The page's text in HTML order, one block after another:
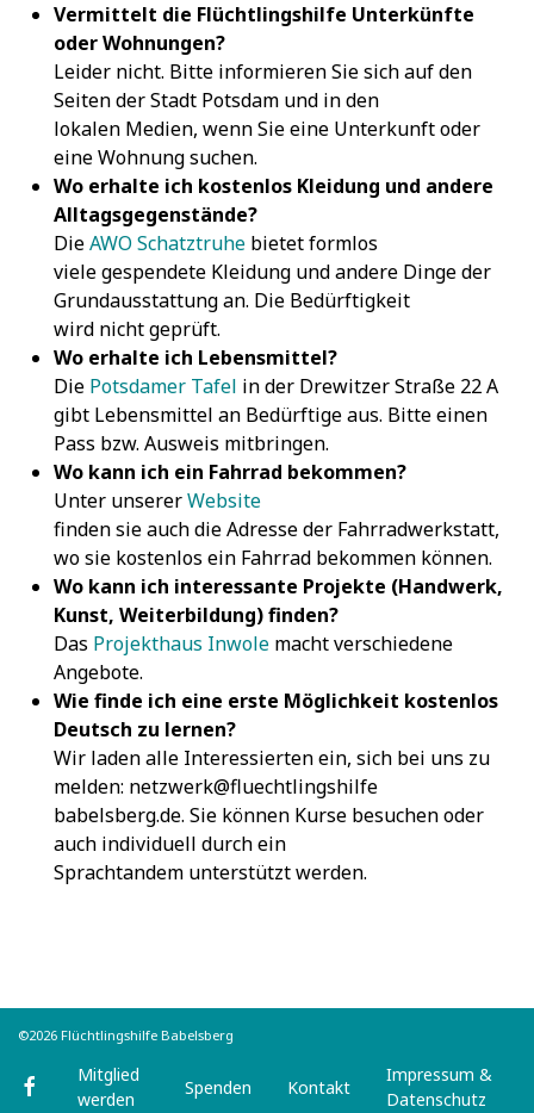
Vermittelt die Flüchtlingshilfe Unterkünfte
oder Wohnungen?
Leider nicht. Bitte informieren Sie sich auf den
Seiten der Stadt Potsdam und in den
lokalen Medien, wenn Sie eine Unterkunft oder
eine Wohnung suchen.
Wo erhalte ich kostenlos Kleidung und andere
Alltagsgegenstände?
DieAWO Schatztruhe bietet formlos
viele gespendete Kleidung und andere Dinge der
Grundausstattung an. Die Bedürftigkeit
wird nicht geprüft.
Wo erhalte ich Lebensmittel?
Die Potsdamer Tafel in der Drewitzer Straße 22 A
gibt Lebensmittel an Bedürftige aus. Bitte einen
Pass bzw. Ausweis mitbringen.
Wo kann ich ein Fahrrad bekommen?
Unter unsererWebsite
finden sie auch die Adresse der Fahrradwerkstatt,
wo sie kostenlos ein Fahrrad bekommen können.
Wo kann ich interessante Projekte (Handwerk,
Kunst, Weiterbildung) finden?
Das Projekthaus Inwole macht verschiedene
Angebote.
Wie finde ich eine erste Möglichkeit kostenlos
Deutsch zu lernen?
Wir laden alle Interessierten ein, sich bei uns zu
melden: netzwerk@fluechtlingshilfe
babelsberg.de. Sie können Kurse besuchen oder
auch individuell durch ein
Sprachtandem unterstützt werden.
©2026 Flüchtlingshilfe Babelsberg
Mitglied
werden
Spenden Kontakt
Impressum &
Datenschutz